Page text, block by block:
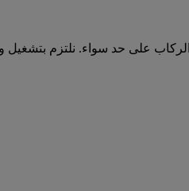
على حد سواء. نلتزم بتشغيل